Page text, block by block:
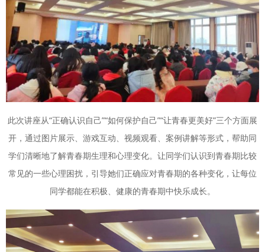
此次讲座从“正确认识自己”“如何保护自己”“让青春更美好”三个方面展
开，通过图片展示、游戏互动、视频观看、案例讲解等形式，帮助同
学们清晰地了解青春期生理和心理变化。让同学们认识到青春期比较
常见的一些心理困扰，引导她们正确应对青春期的各种变化，让每位
同学都能在积极、健康的青春期中快乐成长。